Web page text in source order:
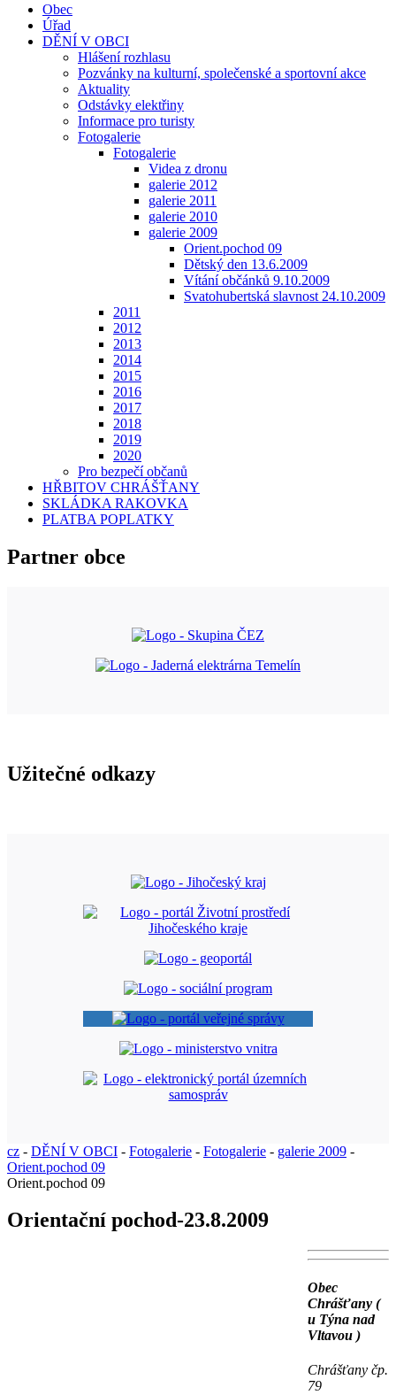
Obec
Úřad
DĚNÍ V OBCI
Hlášení rozhlasu
Pozvánky na kulturní, společenské a sportovní akce
Aktuality
Odstávky elektřiny
Informace pro turisty
Fotogalerie
Fotogalerie
Videa z dronu
galerie 2012
galerie 2011
galerie 2010
galerie 2009
Orient.pochod 09
Dětský den 13.6.2009
Vítání občánků 9.10.2009
Svatohubertská slavnost 24.10.2009
2011
2012
2013
2014
2015
2016
2017
2018
2019
2020
Pro bezpečí občanů
HŘBITOV CHRÁŠŤANY
SKLÁDKA RAKOVKA
PLATBA POPLATKY
Partner obce
Užitečné odkazy
cz - DĚNÍ V OBCI - Fotogalerie - Fotogalerie - galerie 2009 -
Orient.pochod 09
Orient.pochod 09
Orientační pochod-23.8.2009
Obec
Chrášťany (
u Týna nad
Vltavou )
Chrášťany čp.
79